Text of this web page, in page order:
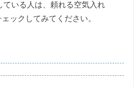
ている人は、頼れる空気入れ
ックしてみてください。